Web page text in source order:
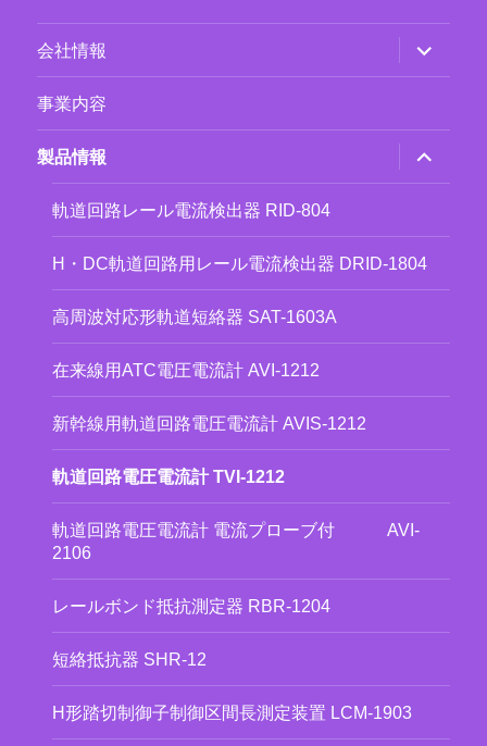
会社情報
ブ
メ
ー
を
展
開
事業内容
製品情報
ブ
メ
ー
を
展
開
軌道回路レール電流検出器 RID-804
H・DC軌道回路用レール電流検出器 DRID-1804
高周波対応形軌道短絡器 SAT-1603A
在来線用ATC電圧電流計 AVI-1212
新幹線用軌道回路電圧電流計 AVIS-1212
軌道回路電圧電流計 TVI-1212
軌道回路電圧電流計 電流プローブ付 AVI-
2106
レールボンド抵抗測定器 RBR-1204
短絡抵抗器 SHR-12
H形踏切制御子制御区間長測定装置 LCM-1903